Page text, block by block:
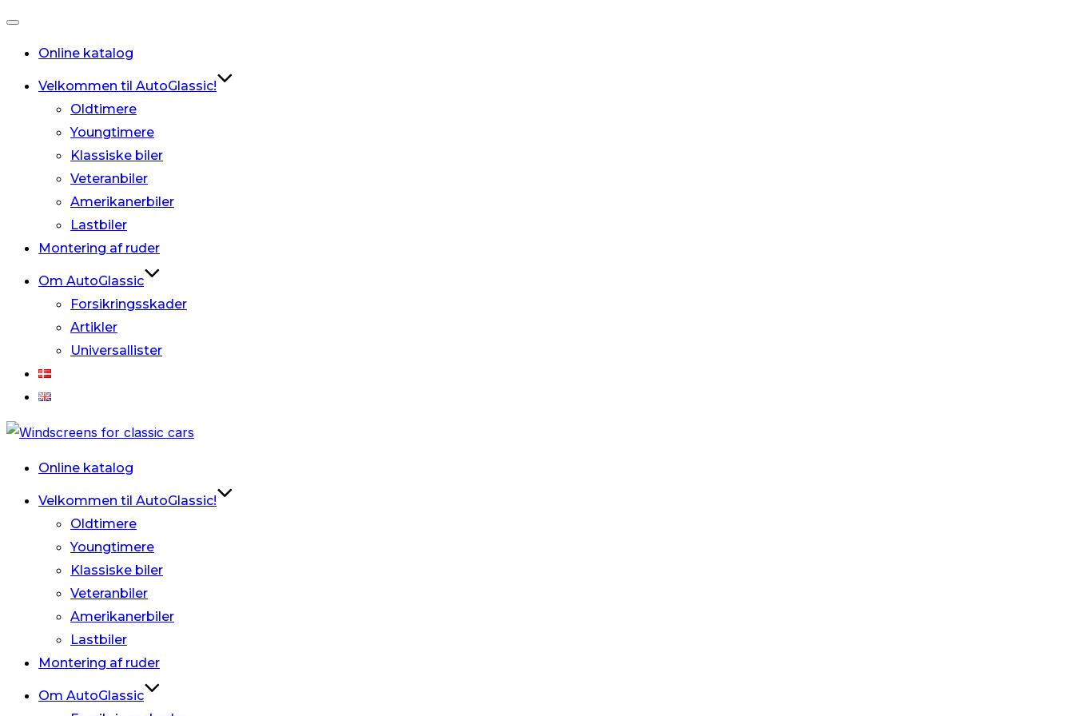
navigation
til/fra
Online katalog
Velkommen til AutoGlassic!
Oldtimere
Youngtimere
Klassiske biler
Veteranbiler
Amerikanerbiler
Lastbiler
Montering af ruder
Om AutoGlassic
Forsikringsskader
Artikler
Universallister
Videre
indhold
Online katalog
Velkommen til AutoGlassic!
Oldtimere
Youngtimere
Klassiske biler
Veteranbiler
Amerikanerbiler
Lastbiler
Montering af ruder
Om AutoGlassic